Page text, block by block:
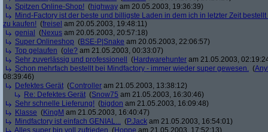
Spitzen Online-Shop! (highway am 20.05.2003, 19:36:39)
Mind-Factory ist der beste und billigste Laden in dem ich in letzter Zeit
zu kaufen! (freisel am 20.05.2003, 19:48:11)
genial
(Nexus am 20.05.2003, 20:57:18)
Super Onlineshop (BSE-P|Snake am 20.05.2003, 22:06:57)
Top gelaufen (ole? am 21.05.2003, 00:33:07)
Sehr zuverlässig und professionell
(Hardwarehunter am 21.05.2003,
Schon mehrfach bestellt bei Mindfactory - immer wieder super gewesen. (
08:39:46)
Defektes Gerät (Controller am 21.05.2003, 13:38:12)
Re: Defektes Gerät (Snow75 am 21.05.2003, 16:30:46)
Sehr schnelle Lieferung! (bigdon am 21.05.2003, 16:09:48)
Klasse (KingM am 21.05.2003, 16:40:47)
Mindfactory ist einfach GENIAL... (P.Jack am 21.05.2003, 16:54:01)
Alles super bin voll zufrieden (Hoppe am 21.05.2003, 17:52:13)